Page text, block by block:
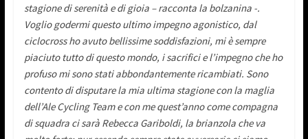
stagione di serenità e di gioia – racconta la bolzanina -.
Voglio godermi questo ultimo impegno agonistico, dal
ciclocross ho avuto bellissime soddisfazioni, mi è sempre
piaciuto tutto di questo mondo, i sacrifici e l’impegno che ho
profuso mi sono stati abbondantemente ricambiati. Sono
contento di disputare la mia ultima stagione con la maglia
dell’Ale Cycling Team e con me quest’anno come compagna
di squadra ci sarà Rebecca Gariboldi, la brianzola che va